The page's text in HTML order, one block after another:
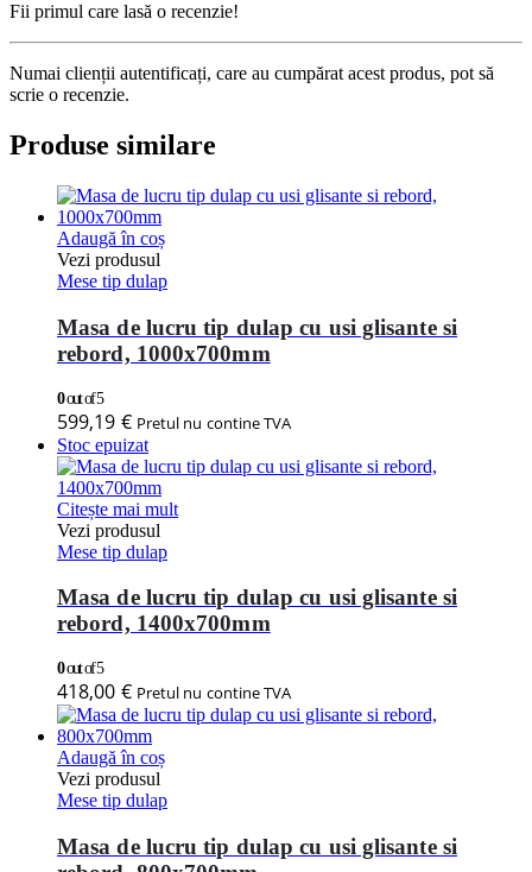
Fii primul care lasă o recenzie!
Numai clienții autentificați, care au cumpărat acest produs, pot să
scrie o recenzie.
Produse similare
Adaugă în coș
Vezi produsul
Mese tip dulap
Masa de lucru tip dulap cu usi glisante si
rebord, 1000x700mm
0out of 5
599,19 € Pretul nu contine TVA
Stoc epuizat
Citește mai mult
Vezi produsul
Mese tip dulap
Masa de lucru tip dulap cu usi glisante si
rebord, 1400x700mm
0out of 5
418,00 € Pretul nu contine TVA
Adaugă în coș
Vezi produsul
Mese tip dulap
Masa de lucru tip dulap cu usi glisante si